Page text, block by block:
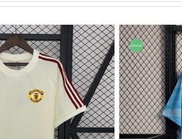
Oferta!